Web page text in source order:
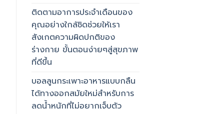
ติดตามอาการประจำเดือนของ
คุณอย่างใกล้ชิดช่วยให้เรา
สังเกตความผิดปกติของ
ร่างกาย ขั้นตอนง่ายๆสู่สุขภาพ
ที่ดีขึ้น
บอลลูนกระเพาะอาหารแบบกลืน
ได้ทางออกสมัยใหม่สำหรับการ
ลดน้ำหนักที่ไม่อยากเจ็บตัว